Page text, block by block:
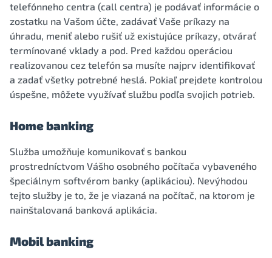
telefónneho centra (call centra) je podávať informácie o
zostatku na Vašom účte, zadávať Vaše príkazy na
úhradu, meniť alebo rušiť už existujúce príkazy, otvárať
termínované vklady a pod. Pred každou operáciou
realizovanou cez telefón sa musíte najprv identifikovať
a zadať všetky potrebné heslá. Pokiaľ prejdete kontrolou
úspešne, môžete využívať službu podľa svojich potrieb.
Home banking
Služba umožňuje komunikovať s bankou
prostredníctvom Vášho osobného počítača vybaveného
špeciálnym softvérom banky (aplikáciou). Nevýhodou
tejto služby je to, že je viazaná na počítač, na ktorom je
nainštalovaná banková aplikácia.
Mobil banking